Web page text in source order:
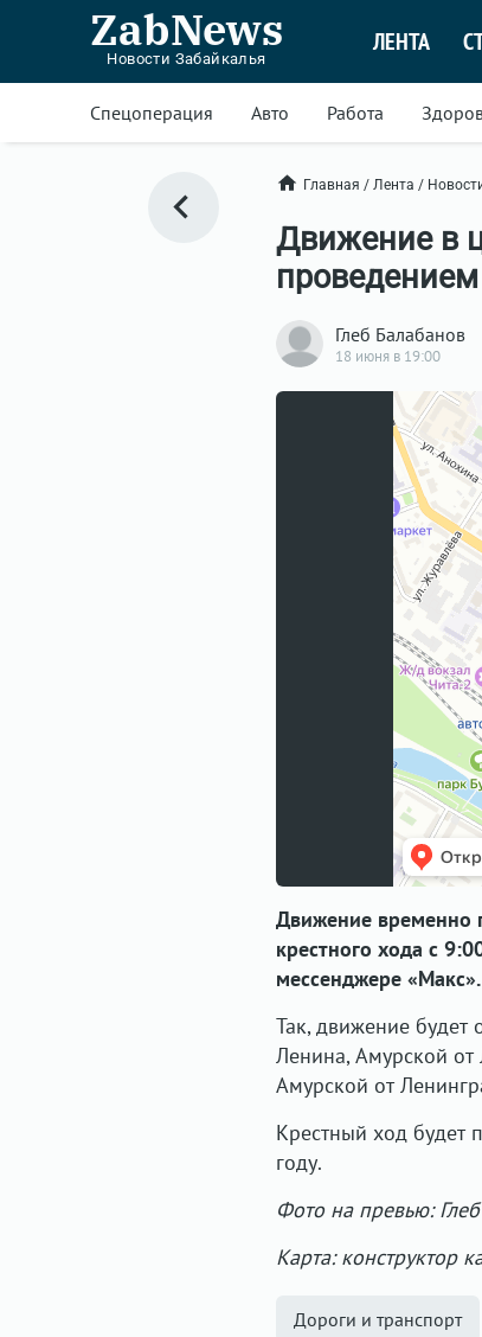
ZabNews
Новости Забайкалья
ЛЕНТА
Спецоперация Авто Работа
Главная / Лента /
Движение в
Глеб Балабанов
18 июня в 19:00
Движение временно
крестного хода с
мессенджере «Макс».
Так, движение будет
Ленина, Амурской
Амурской от
Крестный ход будет
году.
Фото на превью:
Карта: конструктор
Дороги и транспорт